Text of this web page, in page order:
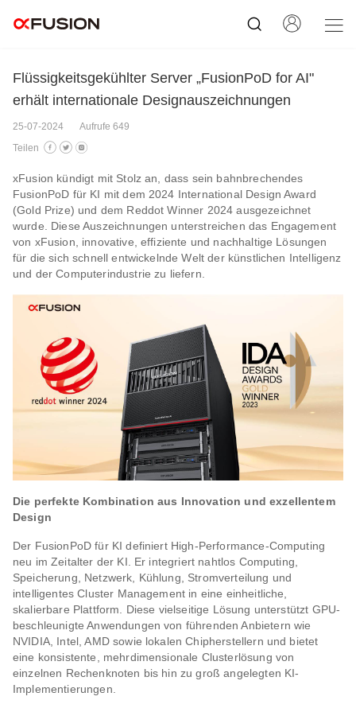
Flüssigkeitsgekühlter Server „FusionPoD for AI"
erhält internationale Designauszeichnungen
25-07-2024
Aufrufe 649
Teilen
xFusion kündigt mit Stolz an, dass sein bahnbrechendes
FusionPoD für KI mit dem 2024 International Design Award
(Gold Prize) und dem Reddot Winner 2024 ausgezeichnet
wurde. Diese Auszeichnungen unterstreichen das Engagement
von xFusion, innovative, effiziente und nachhaltige Lösungen
für die sich schnell entwickelnde Welt der künstlichen Intelligenz
und der Computerindustrie zu liefern.
Die perfekte Kombination aus Innovation und exzellentem
Design
Der FusionPoD für KI definiert High-Performance-Computing
neu im Zeitalter der KI. Er integriert nahtlos Computing,
Speicherung, Netzwerk, Kühlung, Stromverteilung und
intelligentes Cluster Management in eine einheitliche,
skalierbare Plattform. Diese vielseitige Lösung unterstützt GPU-
beschleunigte Anwendungen von führenden Anbietern wie
NVIDIA, Intel, AMD sowie lokalen Chipherstellern und bietet
eine konsistente, mehrdimensionale Clusterlösung von
einzelnen Rechenknoten bis hin zu groß angelegten KI-
Implementierungen.